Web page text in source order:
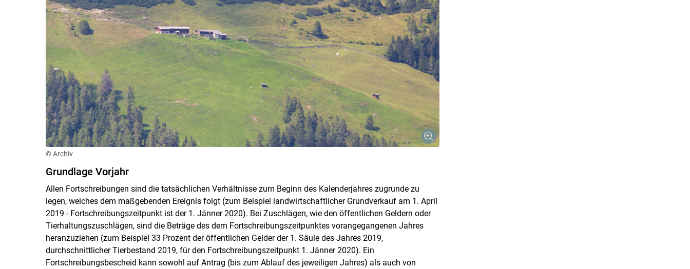
© Archiv
Grundlage Vorjahr
Allen Fortschreibungen sind die tatsächlichen Verhältnisse zum Beginn des Kalenderjahres zugrunde zu
legen, welches dem maßgebenden Ereignis folgt (zum Beispiel landwirtschaftlicher Grundverkauf am 1. April
2019 - Fortschreibungszeitpunkt ist der 1. Jänner 2020). Bei Zuschlägen, wie den öffentlichen Geldern oder
Tierhaltungszuschlägen, sind die Beträge des dem Fortschreibungszeitpunktes vorangegangenen Jahres
heranzuziehen (zum Beispiel 33 Prozent der öffentlichen Gelder der 1. Säule des Jahres 2019,
durchschnittlicher Tierbestand 2019, für den Fortschreibungszeitpunkt 1. Jänner 2020). Ein
Fortschreibungsbescheid kann sowohl auf Antrag (bis zum Ablauf des jeweiligen Jahres) als auch von